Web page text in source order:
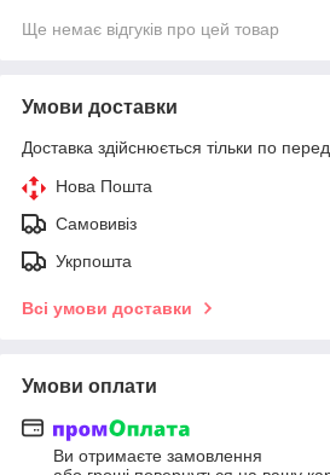
Ще немає відгуків про цей товар
Умови доставки
Доставка здійснюється тільки по
Нова Пошта
Самовивіз
Укрпошта
Всі умови доставки
Умови оплати
Ви отримаєте замовлення